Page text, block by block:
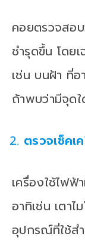
คอยตรวจสอ
ชำรุดขึ้น โดย
เช่น บนฝ้า ที่อ
ถ้าพบว่ามีจุด
ตรวจเช็คเ
เครื่องใช้ไฟฟ้
อาทิเช่น เตา
อุปกรณ์ที่ใช้ส